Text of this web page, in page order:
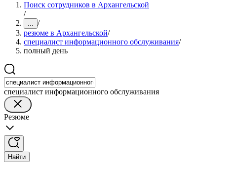
Поиск сотрудников в Архангельской
/
... /
резюме в Архангельской/
специалист информационного обслуживания/
полный день
специалист информационного обслуживания
Резюме
Найти